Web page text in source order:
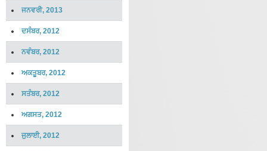
ਜਨਵਰੀ, 2013
ਦਸੰਬਰ, 2012
ਨਵੰਬਰ, 2012
ਅਕਤੂਬਰ, 2012
ਸਤੰਬਰ, 2012
ਅਗਸਤ, 2012
ਜੁਲਾਈ, 2012